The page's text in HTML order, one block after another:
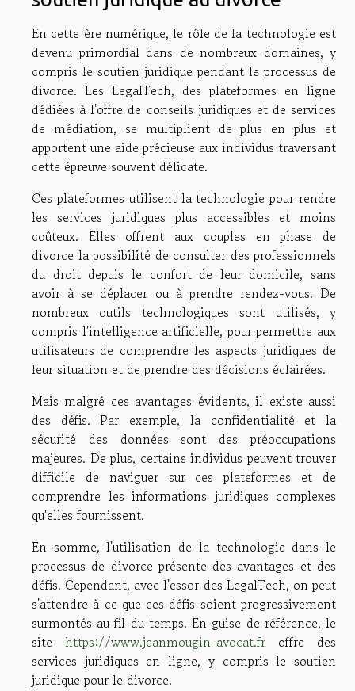
En cette ère numérique, le rôle de la technologie est
devenu primordial dans de nombreux domaines, y
compris le soutien juridique pendant le processus de
divorce. Les LegalTech, des plateformes en ligne
dédiées à l'offre de conseils juridiques et de services
de médiation, se multiplient de plus en plus et
apportent une aide précieuse aux individus traversant
cette épreuve souvent délicate.
Ces plateformes utilisent la technologie pour rendre
les services juridiques plus accessibles et moins
coûteux. Elles offrent aux couples en phase de
divorce la possibilité de consulter des professionnels
du droit depuis le confort de leur domicile, sans
avoir à se déplacer ou à prendre rendez-vous. De
nombreux outils technologiques sont utilisés, y
compris l'intelligence artificielle, pour permettre aux
utilisateurs de comprendre les aspects juridiques de
leur situation et de prendre des décisions éclairées.
Mais malgré ces avantages évidents, il existe aussi
des défis. Par exemple, la confidentialité et la
sécurité des données sont des préoccupations
majeures. De plus, certains individus peuvent trouver
difficile de naviguer sur ces plateformes et de
comprendre les informations juridiques complexes
qu'elles fournissent.
En somme, l'utilisation de la technologie dans le
processus de divorce présente des avantages et des
défis. Cependant, avec l'essor des LegalTech, on peut
s'attendre à ce que ces défis soient progressivement
surmontés au fil du temps. En guise de référence, le
site https://www.jeanmougin-avocat.fr offre des
services juridiques en ligne, y compris le soutien
juridique pour le divorce.